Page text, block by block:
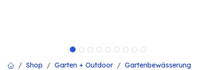
Shop Garten + Outdoor
Gartenbewässerung